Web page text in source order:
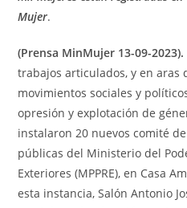
Mujer.
(Prensa MinMujer 13-09-2023).
trabajos articulados, y en aras
movimientos sociales y
opresión y explotación de
instalaron 20 nuevos comité
públicas del Ministerio del
Exteriores (MPPRE), en Casa
esta instancia, Salón Antonio